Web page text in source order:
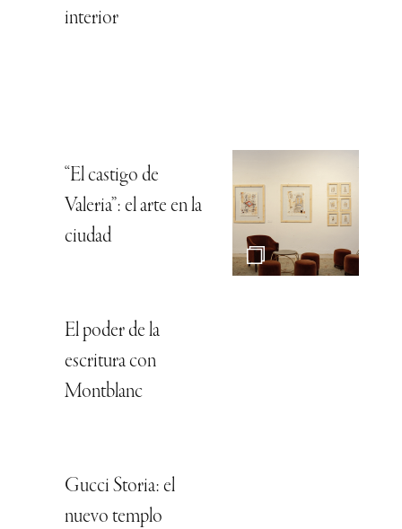
interior
“El castigo de
Valeria”: el arte en la
ciudad
El poder de la
escritura con
Montblanc
Gucci Storia: el
nuevo templo